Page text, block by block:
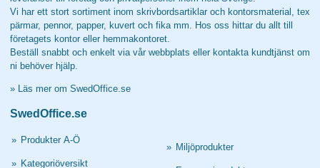
Vi har ett stort sortiment inom skrivbordsartiklar och kontorsmaterial, tex
pärmar, pennor, papper, kuvert och fika mm. Hos oss hittar du allt till
företagets kontor eller hemmakontoret.
Beställ snabbt och enkelt via vår webbplats eller kontakta kundtjänst om
ni behöver hjälp.
» Läs mer om SwedOffice.se
SwedOffice.se
» Produkter A-Ö
» Kategoriöversikt
» Miljöprodukter